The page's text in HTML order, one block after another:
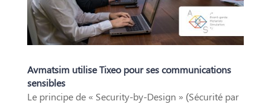
Avmatsim utilise Tixeo pour ses communications
sensibles
Le principe de « Security-by-Design » (Sécurité par